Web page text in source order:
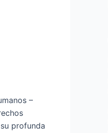
–
profunda